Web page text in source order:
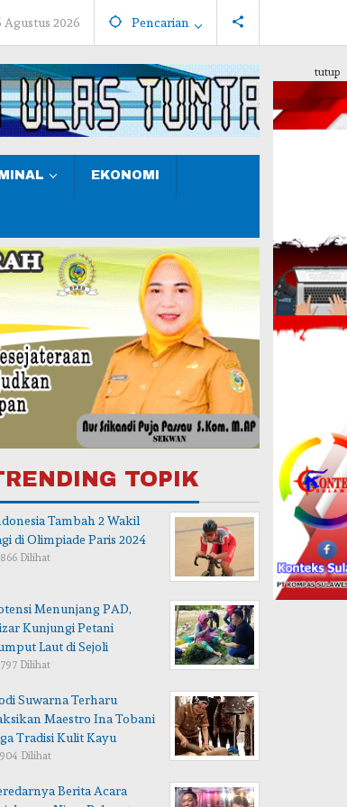
Agustus 2026 Pencarian
EKONOMI
tutup
TOPIK
Tambah 2 Wakil
di Olimpiade Paris 2024
Dilihat
Menunjang PAD,
Kunjungi Petani
Laut di Sejoli
Dilihat
Suwarna Terharu
Maestro Ina Tobani
Tradisi Kulit Kayu
Dilihat
Berita Acara